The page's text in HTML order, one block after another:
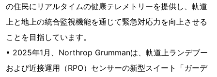
の住民にリアルタイムの健康テレメトリーを提供し、軌道
上と地上の統合監視機能を通じて緊急対応力を向上させる
ことを目指しています。
• 2025年1月、Northrop Grummanは、軌道上ランデブー
および近接運用（RPO）センサーの新型スイート「ガーデ